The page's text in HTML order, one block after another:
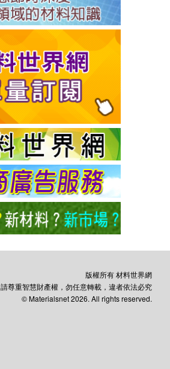
版權所有 材料世界網
請尊重智慧財產權，勿任意轉載，違者依法必究
© Materialsnet 2026. All rights reserved.